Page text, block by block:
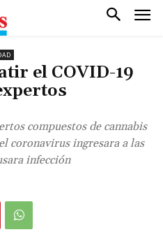
el COVID-19
compuestos de cannabis
coronavirus ingresara a las
infección